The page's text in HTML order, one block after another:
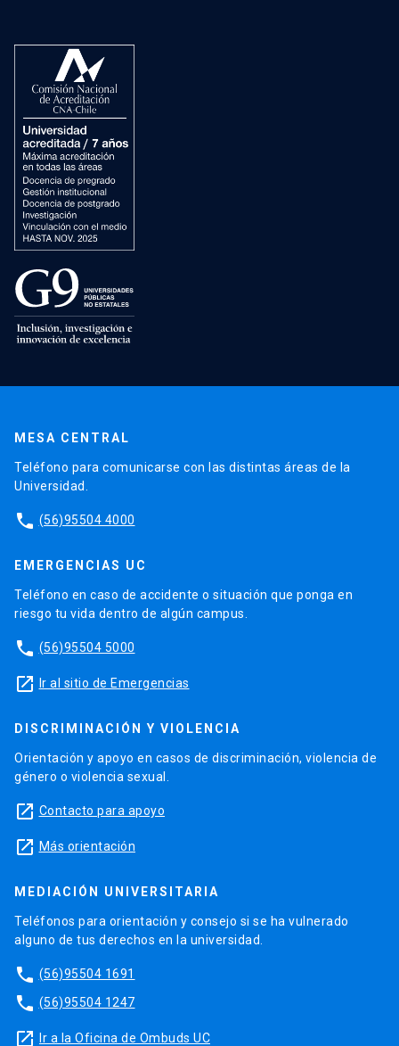
MESA CENTRAL
Teléfono para comunicarse con las distintas áreas de la
Universidad.
phone (56)95504 4000
EMERGENCIAS UC
Teléfono en caso de accidente o situación que ponga en
riesgo tu vida dentro de algún campus.
phone (56)95504 5000
launch Ir al sitio de Emergencias
DISCRIMINACIÓN Y VIOLENCIA
Orientación y apoyo en casos de discriminación, violencia de
género o violencia sexual.
launch Contacto para apoyo
launch Más orientación
MEDIACIÓN UNIVERSITARIA
Teléfonos para orientación y consejo si se ha vulnerado
alguno de tus derechos en la universidad.
phone (56)95504 1691
phone (56)95504 1247
launch Ir a la Oficina de Ombuds UC